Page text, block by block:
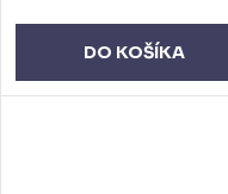
DO KOŠÍKA